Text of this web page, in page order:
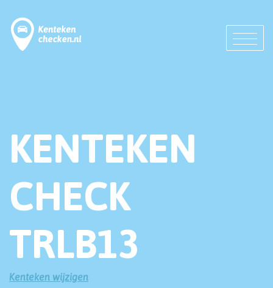
KENTEKEN
CHECK
TRLB13
Kenteken wijzigen